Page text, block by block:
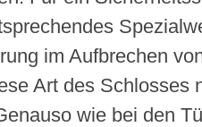
im Aufbrechen
Art des Schlosses
wie bei den